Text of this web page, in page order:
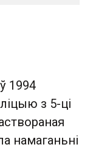
1994
з 5-ці
намаганьні